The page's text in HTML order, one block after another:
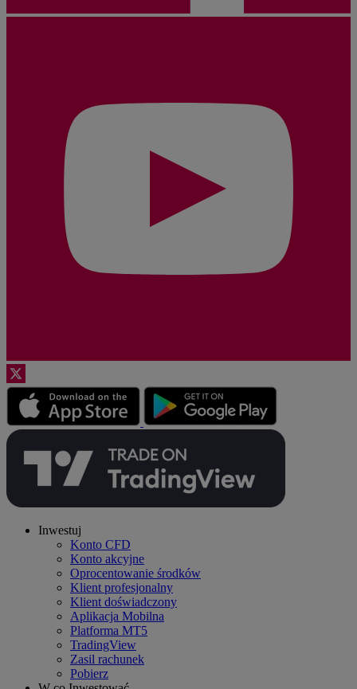
Inwestuj
Konto CFD
Konto akcyjne
Oprocentowanie środków
Klient profesjonalny
Klient doświadczony
Aplikacja Mobilna
Platforma MT5
TradingView
Zasil rachunek
Pobierz